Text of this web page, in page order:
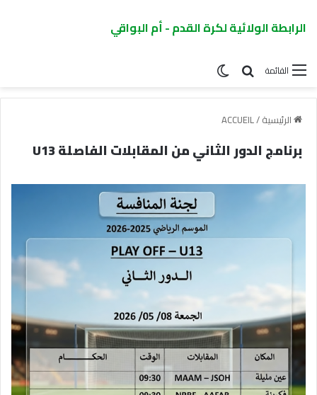
الرابطة الولائية لكرة القدم - أم البواقي
القائمة
الرئيسية/
ACCUEIL
برنامج الدور الثاني من المقابلات الفاصلة U13